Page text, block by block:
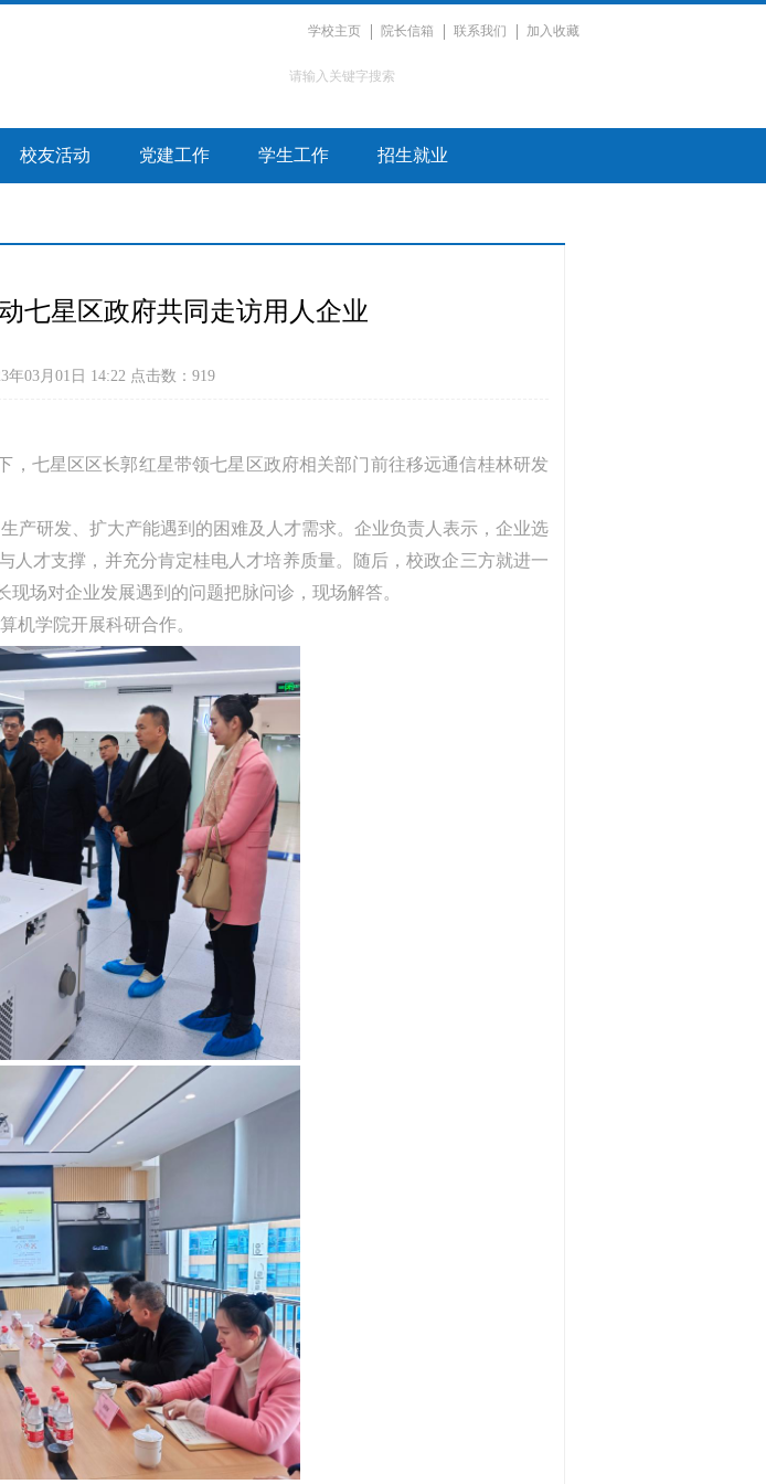
学校主页 院长信箱 联系我们 加入收藏
校友活动 党建工作 学生工作 招生就业
七星区政府共同走访用人企业
03月01日 14:22 点击数： 919
，七星区区长郭红星带领七星区政府相关部门前往移远通信桂林研发
产研发、扩大产能遇到的困难及人才需求。企业负责人表示，企业选
才支撑，并充分肯定桂电人才培养质量。随后，校政企三方就进一
场对企业发展遇到的问题把脉问诊，现场解答。
机学院开展科研合作。